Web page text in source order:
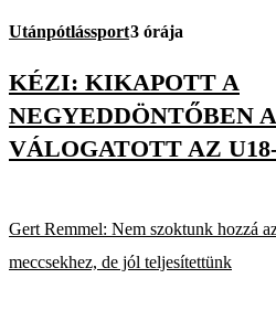
Utánpótlássport3 órája
KÉZI: KIKAPOTT A
NEGYEDDÖNTŐBEN
VÁLOGATOTT AZ
Gert Remmel: Nem szoktunk hozzá
meccsekhez, de jól teljesítettünk